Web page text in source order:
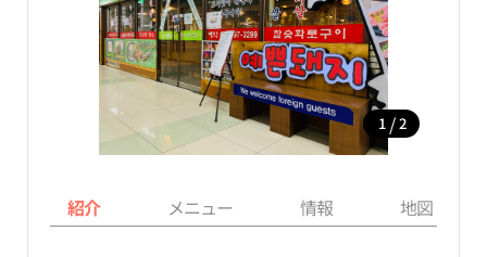
1 / 2
紹介 メニュー 情報 地図